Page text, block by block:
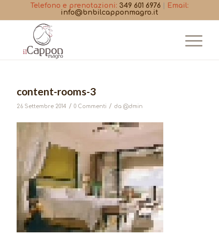
Telefono e prenotazioni: 349 601 6976
Email:
info@bnbilcapponmagro.it
content-rooms-3
26 Settembre 2014 / 0 Commenti / da @dmin